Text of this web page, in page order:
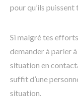
pour qu’ils
Si malgré tes
demander à parler
situation en
suffit d’une
situation.